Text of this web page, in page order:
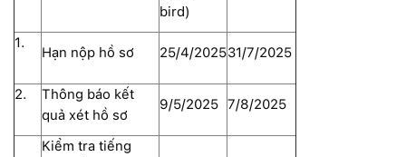
bird)
1.
Hạn nộp hồ sơ 25/4/202531/7/2025
2. Thông báo kết
quả xét hồ sơ
9/5/2025 7/8/2025
Kiểm tra tiếng